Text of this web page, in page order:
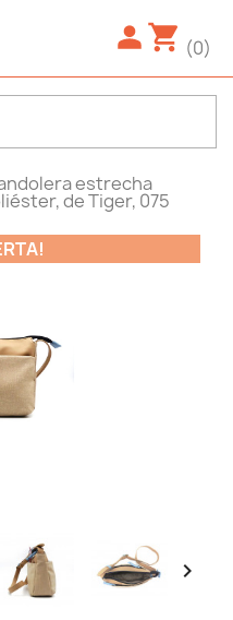
(0)
estrecha
de Tiger, 075
